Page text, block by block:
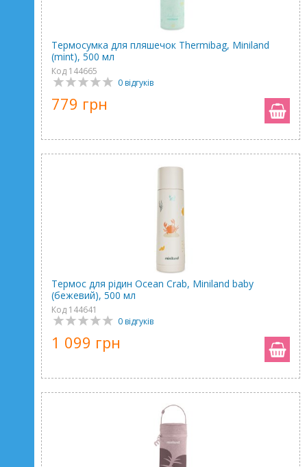
Термосумка для пляшечок Thermibag, Miniland
(mint), 500 мл
Код 144665
0 відгуків
779 грн
Термос для рідин Ocean Crab, Miniland baby
(бежевий), 500 мл
Код 144641
0 відгуків
1 099 грн